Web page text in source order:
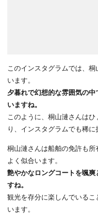
このインスタグラムでは、
います。
夕暮れで幻想的な雰囲気の
いますね。
このように、桐山漣さんは
り、インスタグラムでも稀に
桐山漣さんは船舶の免許も
よく似合います。
艶やかなロングコートを颯
すね。
観光を存分に楽しんでいる
います。